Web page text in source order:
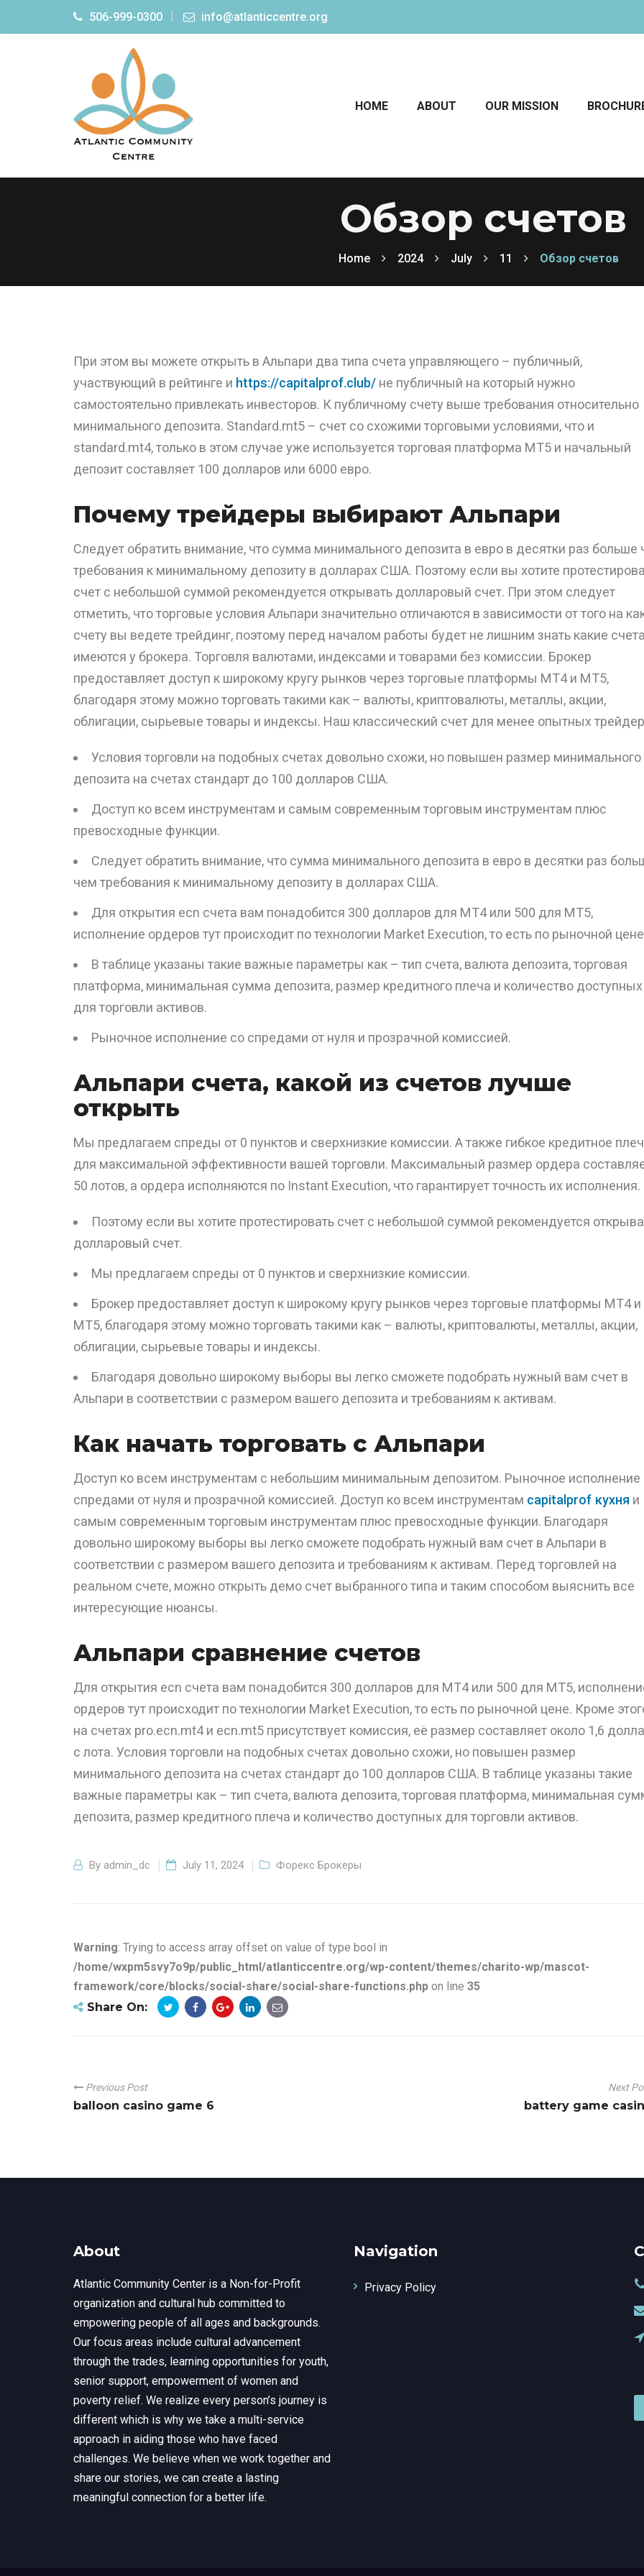
506-999-0300 info@atlanticcentre.org
HOME ABOUT OUR MISSION
Обзор счетов
Home 2024 July 11 Обзор счетов
При этом вы можете открыть в Альпари два типа счета управляющего – публичный,
участвующий в рейтинге и https://capitalprof.club/ не публичный на который нужно
самостоятельно привлекать инвесторов. К публичному счету выше требования относительно
минимального депозита. Standard.mt5 – счет со схожими торговыми условиями, что и
standard.mt4, только в этом случае уже используется торговая платформа МТ5 и начальный
депозит составляет 100 долларов или 6000 евро.
Почему трейдеры выбирают Альпари
Следует обратить внимание, что сумма минимального депозита в евро в десятки раз больше
требования к минимальному депозиту в долларах США. Поэтому если вы хотите
счет с небольшой суммой рекомендуется открывать долларовый счет. При этом следует
отметить, что торговые условия Альпари значительно отличаются в зависимости от того на
счету вы ведете трейдинг, поэтому перед началом работы будет не лишним знать какие
имеются у брокера. Торговля валютами, индексами и товарами без комиссии. Брокер
предоставляет доступ к широкому кругу рынков через торговые платформы МТ4 и МТ5,
благодаря этому можно торговать такими как – валюты, криптовалюты, металлы, акции,
облигации, сырьевые товары и индексы. Наш классический счет для менее опытных
Условия торговли на подобных счетах довольно схожи, но повышен размер минимального
депозита на счетах стандарт до 100 долларов США.
Доступ ко всем инструментам и самым современным торговым инструментам плюс
превосходные функции.
Следует обратить внимание, что сумма минимального депозита в евро в десятки раз
чем требования к минимальному депозиту в долларах США.
Для открытия ecn счета вам понадобится 300 долларов для МТ4 или 500 для МТ5,
исполнение ордеров тут происходит по технологии Market Execution, то есть по рыночной
В таблице указаны такие важные параметры как – тип счета, валюта депозита, торговая
платформа, минимальная сумма депозита, размер кредитного плеча и количество доступных
для торговли активов.
Рыночное исполнение со спредами от нуля и прозрачной комиссией.
Альпари счета, какой из счетов лучше
открыть
Мы предлагаем спреды от 0 пунктов и сверхнизкие комиссии. А также гибкое кредитное
для максимальной эффективности вашей торговли. Максимальный размер ордера
50 лотов, а ордера исполняются по Instant Execution, что гарантирует точность их исполнения.
Поэтому если вы хотите протестировать счет с небольшой суммой рекомендуется
долларовый счет.
Мы предлагаем спреды от 0 пунктов и сверхнизкие комиссии.
Брокер предоставляет доступ к широкому кругу рынков через торговые платформы МТ4 и
МТ5, благодаря этому можно торговать такими как – валюты, криптовалюты, металлы, акции,
облигации, сырьевые товары и индексы.
Благодаря довольно широкому выборы вы легко сможете подобрать нужный вам счет в
Альпари в соответствии с размером вашего депозита и требованиям к активам.
Как начать торговать с Альпари
Доступ ко всем инструментам с небольшим минимальным депозитом. Рыночное исполнение
спредами от нуля и прозрачной комиссией. Доступ ко всем инструментам capitalprof кухня и
самым современным торговым инструментам плюс превосходные функции. Благодаря
довольно широкому выборы вы легко сможете подобрать нужный вам счет в Альпари в
соответствии с размером вашего депозита и требованиям к активам. Перед торговлей на
реальном счете, можно открыть демо счет выбранного типа и таким способом выяснить все
интересующие нюансы.
Альпари cравнение счетов
Для открытия ecn счета вам понадобится 300 долларов для МТ4 или 500 для МТ5,
ордеров тут происходит по технологии Market Execution, то есть по рыночной цене. Кроме
на счетах pro.ecn.mt4 и ecn.mt5 присутствует комиссия, её размер составляет около 1,6
с лота. Условия торговли на подобных счетах довольно схожи, но повышен размер
минимального депозита на счетах стандарт до 100 долларов США. В таблице указаны такие
важные параметры как – тип счета, валюта депозита, торговая платформа, минимальная
депозита, размер кредитного плеча и количество доступных для торговли активов.
By admin_dc July 11, 2024 Форекс Брокеры
Warning: Trying to access array offset on value of type bool in
/home/wxpm5svy7o9p/public_html/atlanticcentre.org/wp-content/themes/charito-wp/mascot-
framework/core/blocks/social-share/social-share-functions.php on line 35
Share On:
Previous Post
balloon casino game 6
Next
battery game
About
Atlantic Community Center is a Non-for-Profit
organization and cultural hub committed to
empowering people of all ages and backgrounds.
Our focus areas include cultural advancement
through the trades, learning opportunities for youth,
senior support, empowerment of women and
poverty relief. We realize every person’s journey is
different which is why we take a multi-service
approach in aiding those who have faced
challenges. We believe when we work together and
share our stories, we can create a lasting
meaningful connection for a better life.
Navigation
Privacy Policy